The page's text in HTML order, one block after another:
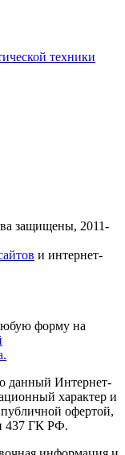
техники
защищены, 2011-
и интернет-
форму на
данный Интернет-
характер и
офертой,
437 ГК РФ.